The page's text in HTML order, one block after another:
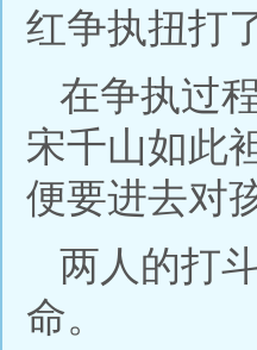
红争执扭打
在争执过
宋千山如此
便要进去对
两人的打
命。